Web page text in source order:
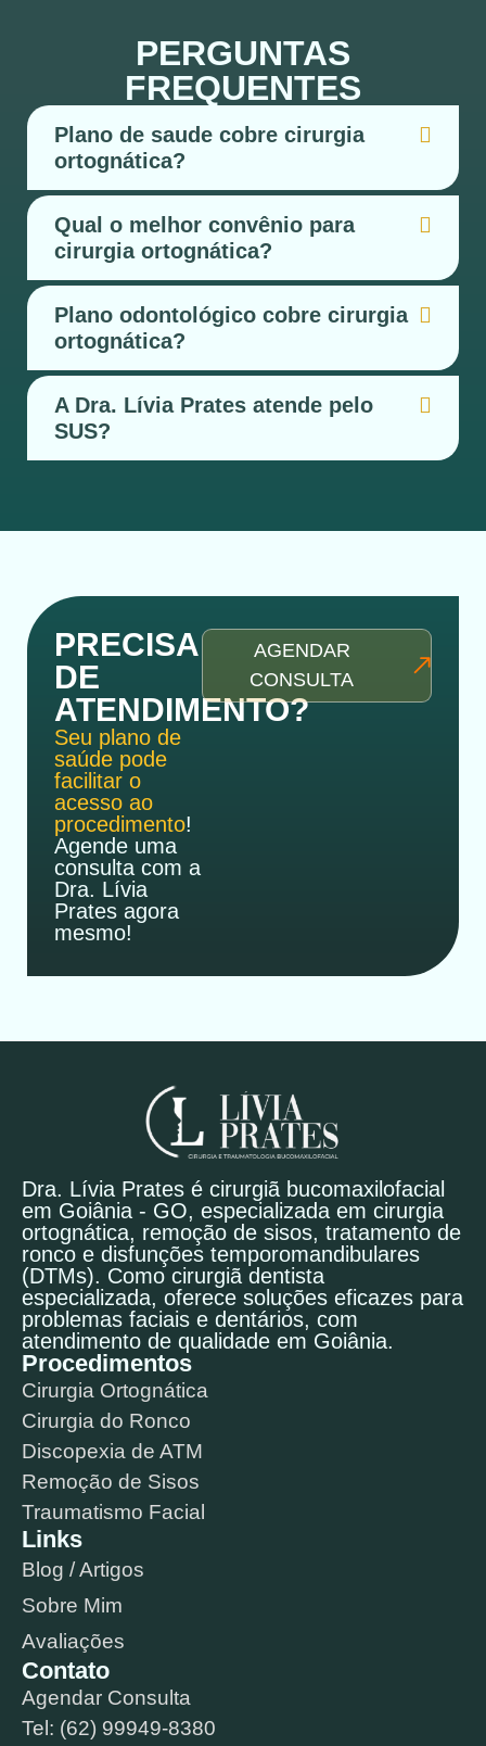
PERGUNTAS
FREQUENTES
Plano de saude cobre cirurgia
ortognática?
Qual o melhor convênio para
cirurgia ortognática?
Plano odontológico cobre cirurgia
ortognática?
A Dra. Lívia Prates atende pelo
SUS?
PRECISA
DE
ATENDIMENTO?
Seu plano de
saúde pode
facilitar o
acesso ao
procedimento!
Agende uma
consulta com a
Dra. Lívia
Prates agora
mesmo!
AGENDAR
CONSULTA
Dra. Lívia Prates é cirurgiã bucomaxilofacial
em Goiânia - GO, especializada em cirurgia
ortognática, remoção de sisos, tratamento de
ronco e disfunções temporomandibulares
(DTMs). Como cirurgiã dentista
especializada, oferece soluções eficazes para
problemas faciais e dentários, com
atendimento de qualidade em Goiânia.
Procedimentos
Cirurgia Ortognática
Cirurgia do Ronco
Discopexia de ATM
Remoção de Sisos
Traumatismo Facial
Links
Blog / Artigos
Sobre Mim
Avaliações
Contato
Agendar Consulta
Tel: (62) 99949-8380